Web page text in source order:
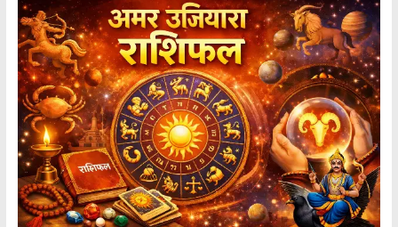
हर
खबर
।
सच्ची
खबर
।
सबकी
खबर